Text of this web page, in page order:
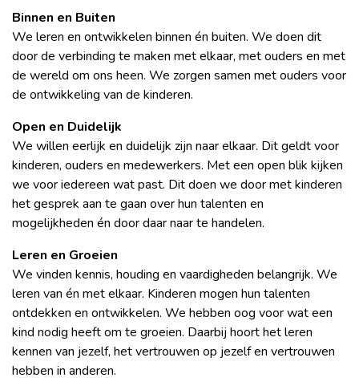
Binnen en Buiten
We leren en ontwikkelen binnen én buiten. We doen dit
door de verbinding te maken met elkaar, met ouders en met
de wereld om ons heen. We zorgen samen met ouders voor
de ontwikkeling van de kinderen.
Open en Duidelijk
We willen eerlijk en duidelijk zijn naar elkaar. Dit geldt voor
kinderen, ouders en medewerkers. Met een open blik kijken
we voor iedereen wat past. Dit doen we door met kinderen
het gesprek aan te gaan over hun talenten en
mogelijkheden én door daar naar te handelen.
Leren en Groeien
We vinden kennis, houding en vaardigheden belangrijk. We
leren van én met elkaar. Kinderen mogen hun talenten
ontdekken en ontwikkelen. We hebben oog voor wat een
kind nodig heeft om te groeien. Daarbij hoort het leren
kennen van jezelf, het vertrouwen op jezelf en vertrouwen
hebben in anderen.